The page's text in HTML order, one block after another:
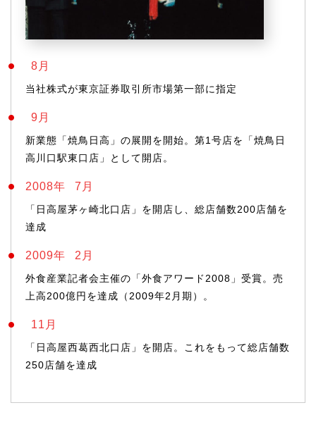
8月
当社株式が東京証券取引所市場第一部に指定
9月
新業態「焼鳥日高」の展開を開始。第1号店を「焼鳥日
高川口駅東口店」として開店。
2008年 7月
「日高屋茅ヶ崎北口店」を開店し、総店舗数200店舗を
達成
2009年 2月
外食産業記者会主催の「外食アワード2008」受賞。売
上高200億円を達成（2009年2月期）。
11月
「日高屋西葛西北口店」を開店。これをもって総店舗数
250店舗を達成